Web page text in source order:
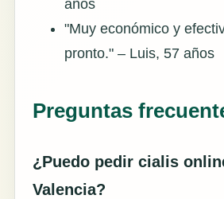
años
"Muy económico y
pronto." – Luis, 57 años
Preguntas
¿Puedo pedir cialis
Valencia?